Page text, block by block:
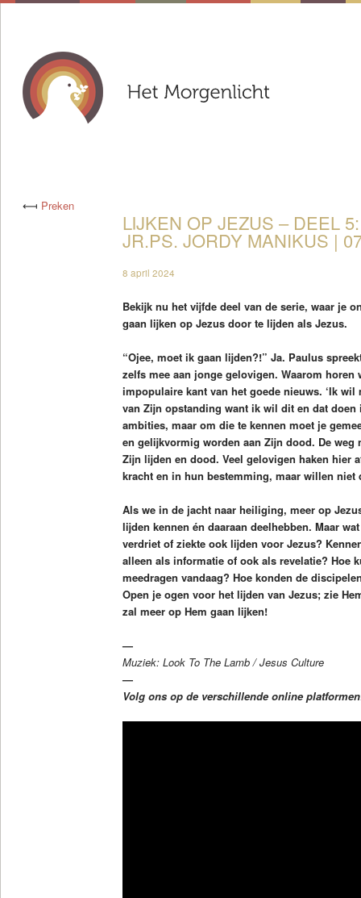
⟻ Preken
LIJKEN OP JEZUS – DEEL
JR.PS. JORDY MANIKUS |
8 april 2024
Bekijk nu het vijfde deel van de serie, waar je
gaan lijken op Jezus door te lijden als Jezus.
“Ojee, moet ik gaan lijden?!” Ja. Paulus
zelfs mee aan jonge gelovigen. Waarom
impopulaire kant van het goede nieuws. ‘Ik wil
van Zijn opstanding want ik wil dit en dat doen
ambities, maar om die te kennen moet je
en gelijkvormig worden aan Zijn dood. De weg
Zijn lijden en dood. Veel gelovigen haken hier
kracht en in hun bestemming, maar willen niet
Als we in de jacht naar heiliging, meer op
lijden kennen én daaraan deelhebben. Maar
verdriet of ziekte ook lijden voor Jezus?
alleen als informatie of ook als revelatie? Hoe
meedragen vandaag? Hoe konden de
Open je ogen voor het lijden van Jezus; zie
zal meer op Hem gaan lijken!
—
Muziek: Look To The Lamb / Jesus Culture
—
Volg ons op de verschillende online